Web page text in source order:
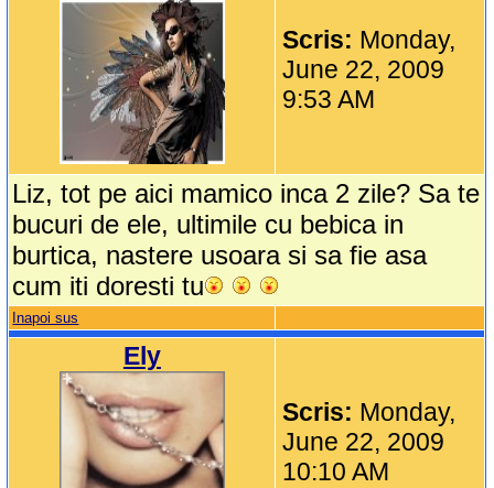
Scris: Monday,
June 22, 2009
9:53 AM
Liz, tot pe aici mamico inca 2 zile? Sa te
bucuri de ele, ultimile cu bebica in
burtica, nastere usoara si sa fie asa
cum iti doresti tu
Inapoi sus
Ely
Scris: Monday,
June 22, 2009
10:10 AM